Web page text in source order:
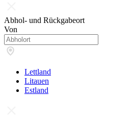
Abhol- und Rückgabeort
Von
Lettland
Litauen
Estland